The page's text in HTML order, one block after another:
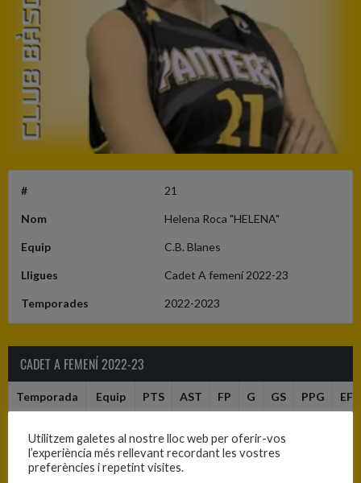
# 21
Nom Helena Roca "HELENA"
Equip C.B. Blanes
Lligues Cadet A femení 2022-23
Temporades 2022-2023
CADET A FEMENÍ 2022-23
Temporada Equip PTS AST FP G GS PPG EFF
Blanes
Utilitzem galetes al nostre lloc web per oferir-vos
l’experiència més rellevant recordant les vostres
preferències i repetint visites.